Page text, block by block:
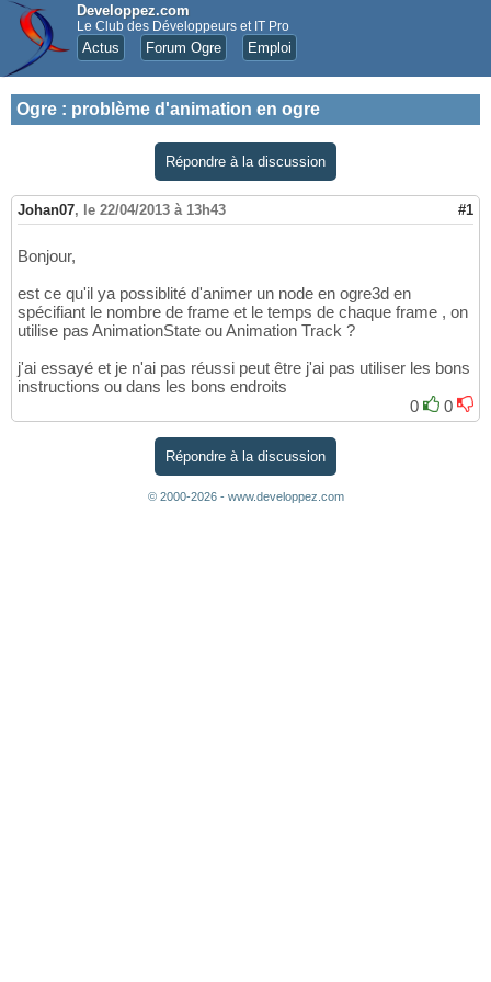
Developpez.com
Le Club des Développeurs et IT Pro
Actus Forum Ogre Emploi
Ogre : problème d'animation en ogre
Répondre à la discussion
Johan07, le 22/04/2013 à 13h43 #1
Bonjour,
est ce qu'il ya possiblité d'animer un node en ogre3d en
spécifiant le nombre de frame et le temps de chaque frame , on
utilise pas AnimationState ou Animation Track ?
j'ai essayé et je n'ai pas réussi peut être j'ai pas utiliser les bons
instructions ou dans les bons endroits
0
0
Répondre à la discussion
© 2000-2026 - www.developpez.com